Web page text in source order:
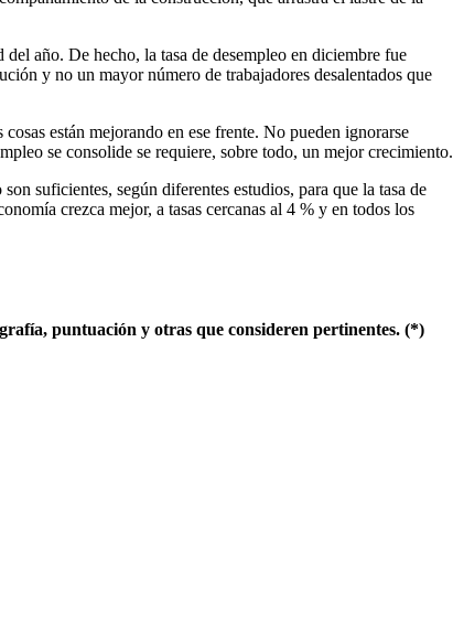
año. De hecho, la tasa de desempleo en diciembre fue
y no un mayor número de trabajadores desalentados que
están mejorando en ese frente. No pueden ignorarse
se consolide se requiere, sobre todo, un mejor crecimiento.
suficientes, según diferentes estudios, para que la tasa de
crezca mejor, a tasas cercanas al 4 % y en todos los
puntuación y otras que consideren pertinentes. (*)